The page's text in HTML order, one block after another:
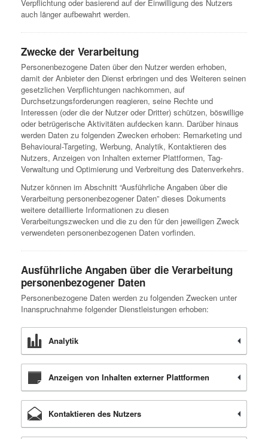
Verpflichtung oder basierend auf der Einwilligung des Nutzers
auch länger aufbewahrt werden.
Zwecke der Verarbeitung
Personenbezogene Daten über den Nutzer werden erhoben,
damit der Anbieter den Dienst erbringen und des Weiteren seinen
gesetzlichen Verpflichtungen nachkommen, auf
Durchsetzungsforderungen reagieren, seine Rechte und
Interessen (oder die der Nutzer oder Dritter) schützen, böswillige
oder betrügerische Aktivitäten aufdecken kann. Darüber hinaus
werden Daten zu folgenden Zwecken erhoben: Remarketing und
Behavioural-Targeting, Werbung, Analytik, Kontaktieren des
Nutzers, Anzeigen von Inhalten externer Plattformen, Tag-
Verwaltung und Optimierung und Verbreitung des Datenverkehrs.
Nutzer können im Abschnitt “Ausführliche Angaben über die
Verarbeitung personenbezogener Daten” dieses Dokuments
weitere detaillierte Informationen zu diesen
Verarbeitungszwecken und die zu den für den jeweiligen Zweck
verwendeten personenbezogenen Daten vorfinden.
Ausführliche Angaben über die Verarbeitung
personenbezogener Daten
Personenbezogene Daten werden zu folgenden Zwecken unter
Inanspruchnahme folgender Dienstleistungen erhoben:
Analytik
Anzeigen von Inhalten externer Plattformen
Kontaktieren des Nutzers